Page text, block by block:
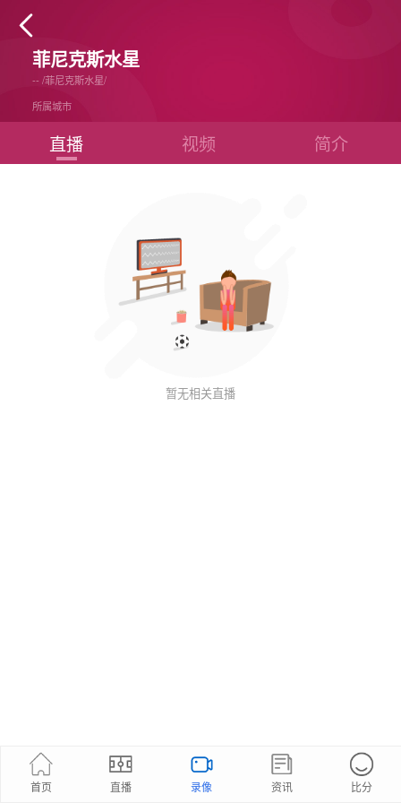

菲尼克斯水星
-- /菲尼克斯水星/
所属城市
直播 视频 简介
暂无相关直播
首页 直播 录像 资讯 比分